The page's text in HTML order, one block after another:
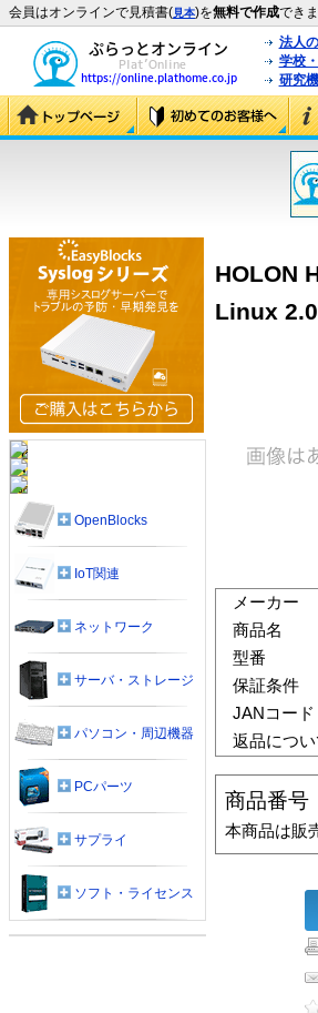
会員はオンラインで見積書(見本)を無料で作成でき
法人
学校
研究
HOLON
Linux
メーカー
商品名
型番
保証条件
JANコード
返品につい
商品番号
本商品は販
OpenBlocks
IoT関連
ネットワーク
サーバ・ストレージ
パソコン・周辺機器
PCパーツ
サプライ
ソフト・ライセンス